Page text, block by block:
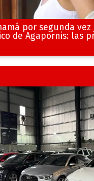
por segunda vez
de Agapornis: las